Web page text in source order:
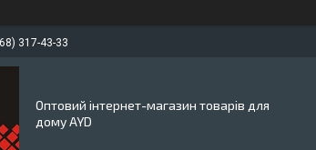
317-43-33
Оптовий інтернет-магазин товарів для
дому AYD